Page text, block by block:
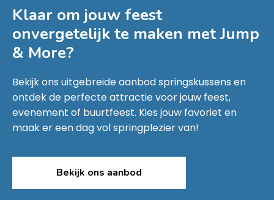
Klaar om jouw feest
onvergetelijk te maken metJump
& More?
Bekijk ons uitgebreide aanbod springskussens en
ontdek de perfecte attractie voor jouw feest,
evenement of buurtfeest. Kies jouw favoriet en
maak er een dag vol springplezier van!
Bekijk ons aanbod